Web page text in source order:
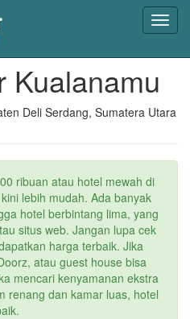
Kualanamu
Deli Serdang, Sumatera Utara
ribuan atau hotel mewah di
kini lebih mudah. Ada banyak
hotel berbintang lima, yang
situs web. Jangan lupa cek
harga terbaik. Jika
atau guest house bisa
mencari kenyamanan ekstra
renang dan kamar luas, hotel